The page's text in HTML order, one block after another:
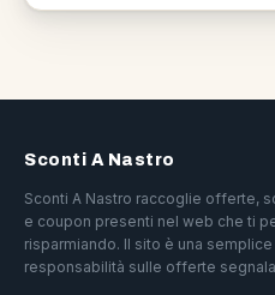
Sconti A Nastro
Sconti A Nastro raccoglie offerte,
e coupon presenti nel web che ti
risparmiando. Il sito è una
responsabilità sulle offerte